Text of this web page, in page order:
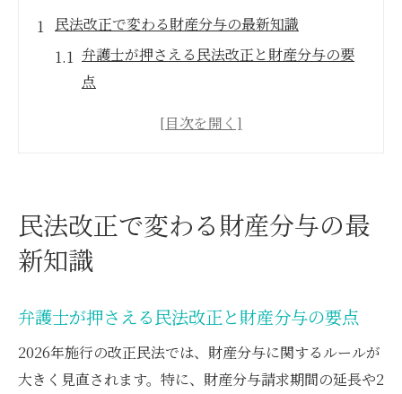
民法改正で変わる財産分与の最新知識
弁護士が押さえる民法改正と財産分与の要
点
財産分与の2分の1ルール改正の背景と弁護
財産分与5年請求期間延長の実務対応と弁護
士の役割
響
弁護士が紐解く財産分与請求期間5年延長
弁護士が教える財産分与5年延長の活用ポイ
民法改正で変わる財産分与の最
新知識
弁護士が押さえる民法改正と財産分与の要点
2026年施行の改正民法では、財産分与に関するルールが
大きく見直されます。特に、財産分与請求期間の延長や2